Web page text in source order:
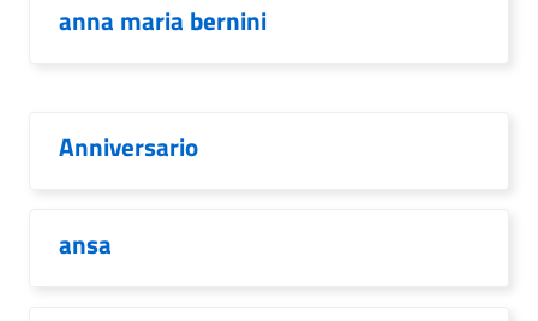
anna maria bernini
Anniversario
ansa